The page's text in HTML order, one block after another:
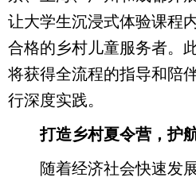
让大学生沉浸式体验课程
合格的乡村儿童服务者。
将获得全流程的指导和陪
行深度实践。
打造乡村夏令营，护
随着经济社会快速发展